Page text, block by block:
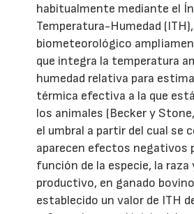
habitualmente mediante el
Temperatura-Humedad
biometeorológico
que integra la temperatura
humedad relativa para
térmica efectiva a la que
los animales (Becker y
el umbral a partir del cual se
aparecen efectos negativos
función de la especie, la raza
productivo, en ganado
establecido un valor de ITH